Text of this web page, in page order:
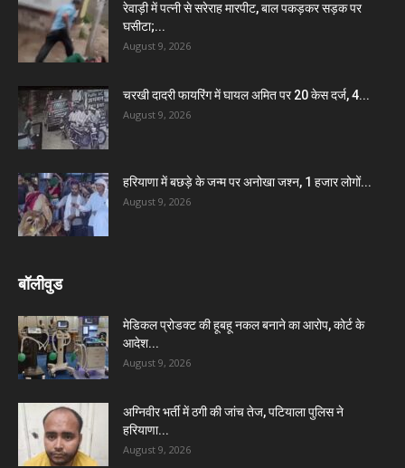
रेवाड़ी में पत्नी से सरेराह मारपीट, बाल पकड़कर सड़क पर
घसीटा;...
August 9, 2026
चरखी दादरी फायरिंग में घायल अमित पर 20 केस दर्ज, 4...
August 9, 2026
हरियाणा में बछड़े के जन्म पर अनोखा जश्न, 1 हजार लोगों...
August 9, 2026
बॉलीवुड
मेडिकल प्रोडक्ट की हूबहू नकल बनाने का आरोप, कोर्ट के
आदेश...
August 9, 2026
अग्निवीर भर्ती में ठगी की जांच तेज, पटियाला पुलिस ने
हरियाणा...
August 9, 2026